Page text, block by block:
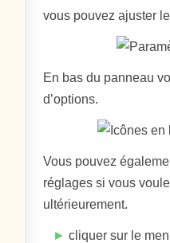
vous pouvez ajuster
En bas du panneau
d’options.
Vous pouvez
réglages si vous
ultérieurement.
► cliquer sur le